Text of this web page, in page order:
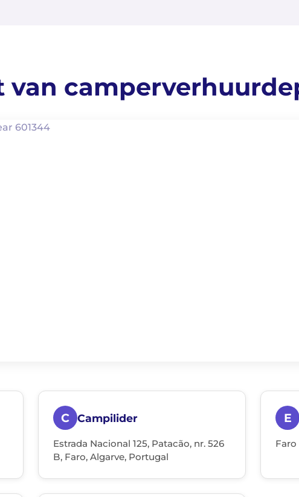
van
C Campilider
Estrada Nacional 125, Patacão, nr. 526
B, Faro, Algarve, Portugal
E